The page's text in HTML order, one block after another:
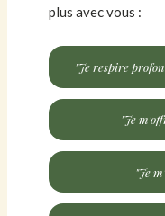
plus avec vous :
"Je respire
"Je
"Je